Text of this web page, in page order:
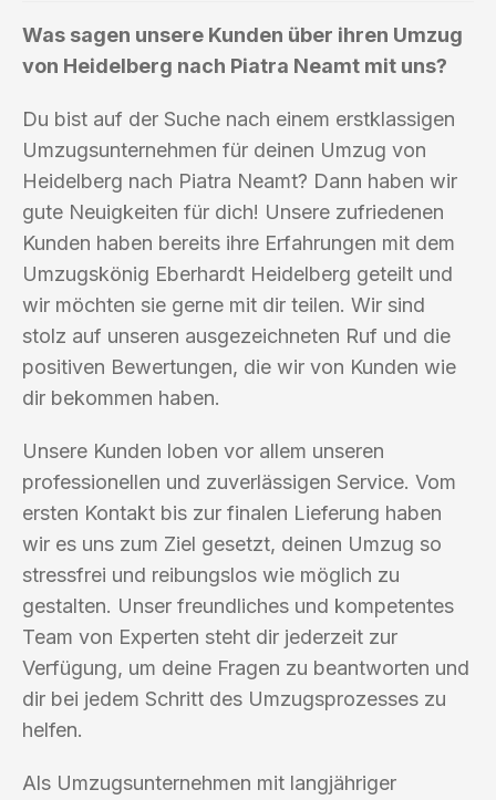
Was sagen unsere Kunden über ihren Umzug
von Heidelberg nach Piatra Neamt mit uns?
Du bist auf der Suche nach einem erstklassigen
Umzugsunternehmen für deinen Umzug von
Heidelberg nach Piatra Neamt? Dann haben wir
gute Neuigkeiten für dich! Unsere zufriedenen
Kunden haben bereits ihre Erfahrungen mit dem
Umzugskönig Eberhardt Heidelberg geteilt und
wir möchten sie gerne mit dir teilen. Wir sind
stolz auf unseren ausgezeichneten Ruf und die
positiven Bewertungen, die wir von Kunden wie
dir bekommen haben.
Unsere Kunden loben vor allem unseren
professionellen und zuverlässigen Service. Vom
ersten Kontakt bis zur finalen Lieferung haben
wir es uns zum Ziel gesetzt, deinen Umzug so
stressfrei und reibungslos wie möglich zu
gestalten. Unser freundliches und kompetentes
Team von Experten steht dir jederzeit zur
Verfügung, um deine Fragen zu beantworten und
dir bei jedem Schritt des Umzugsprozesses zu
helfen.
Als Umzugsunternehmen mit langjähriger